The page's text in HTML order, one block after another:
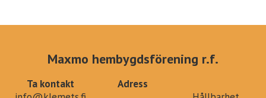
Maxmo hembygdsförening r.f.
Ta kontakt
Adress